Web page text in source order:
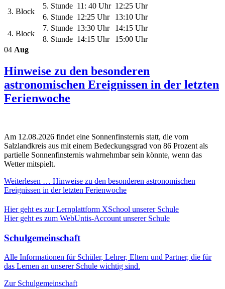
3. Block
5. Stunde 11: 40 Uhr 12:25 Uhr
6. Stunde 12:25 Uhr
13:10 Uhr
4. Block
7. Stunde 13:30 Uhr
14:15 Uhr
8. Stunde 14:15 Uhr
15:00 Uhr
04 Aug
Hinweise zu den besonderen
astronomischen Ereignissen in der letzten
Ferienwoche
Am 12.08.2026 findet eine Sonnenfinsternis statt, die vom
Salzlandkreis aus mit einem Bedeckungsgrad von 86 Prozent als
partielle Sonnenfinsternis wahrnehmbar sein könnte, wenn das
Wetter mitspielt.
Weiterlesen … Hinweise zu den besonderen astronomischen
Ereignissen in der letzten Ferienwoche
Hier geht es zur Lernplattform XSchool unserer Schule
Hier geht es zum WebUntis-Account unserer Schule
Schulgemeinschaft
Alle Informationen für Schüler, Lehrer, Eltern und Partner, die für
das Lernen an unserer Schule wichtig sind.
Zur Schulgemeinschaft